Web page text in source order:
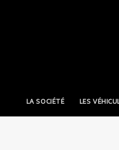
LA SOCIÉTÉ LES